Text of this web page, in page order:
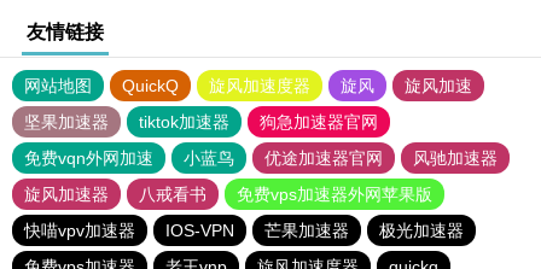
友情链接
网站地图 QuickQ 旋风加速度器 旋风
旋风加速
坚果加速器
tiktok加速器
狗急加速器官网
免费vqn外网加速
小蓝鸟 优途加速器官网
风驰加速器
旋风加速器
八戒看书
免费vps加速器外网苹果版
快喵vpv加速器
IOS-VPN 芒果加速器
极光加速器